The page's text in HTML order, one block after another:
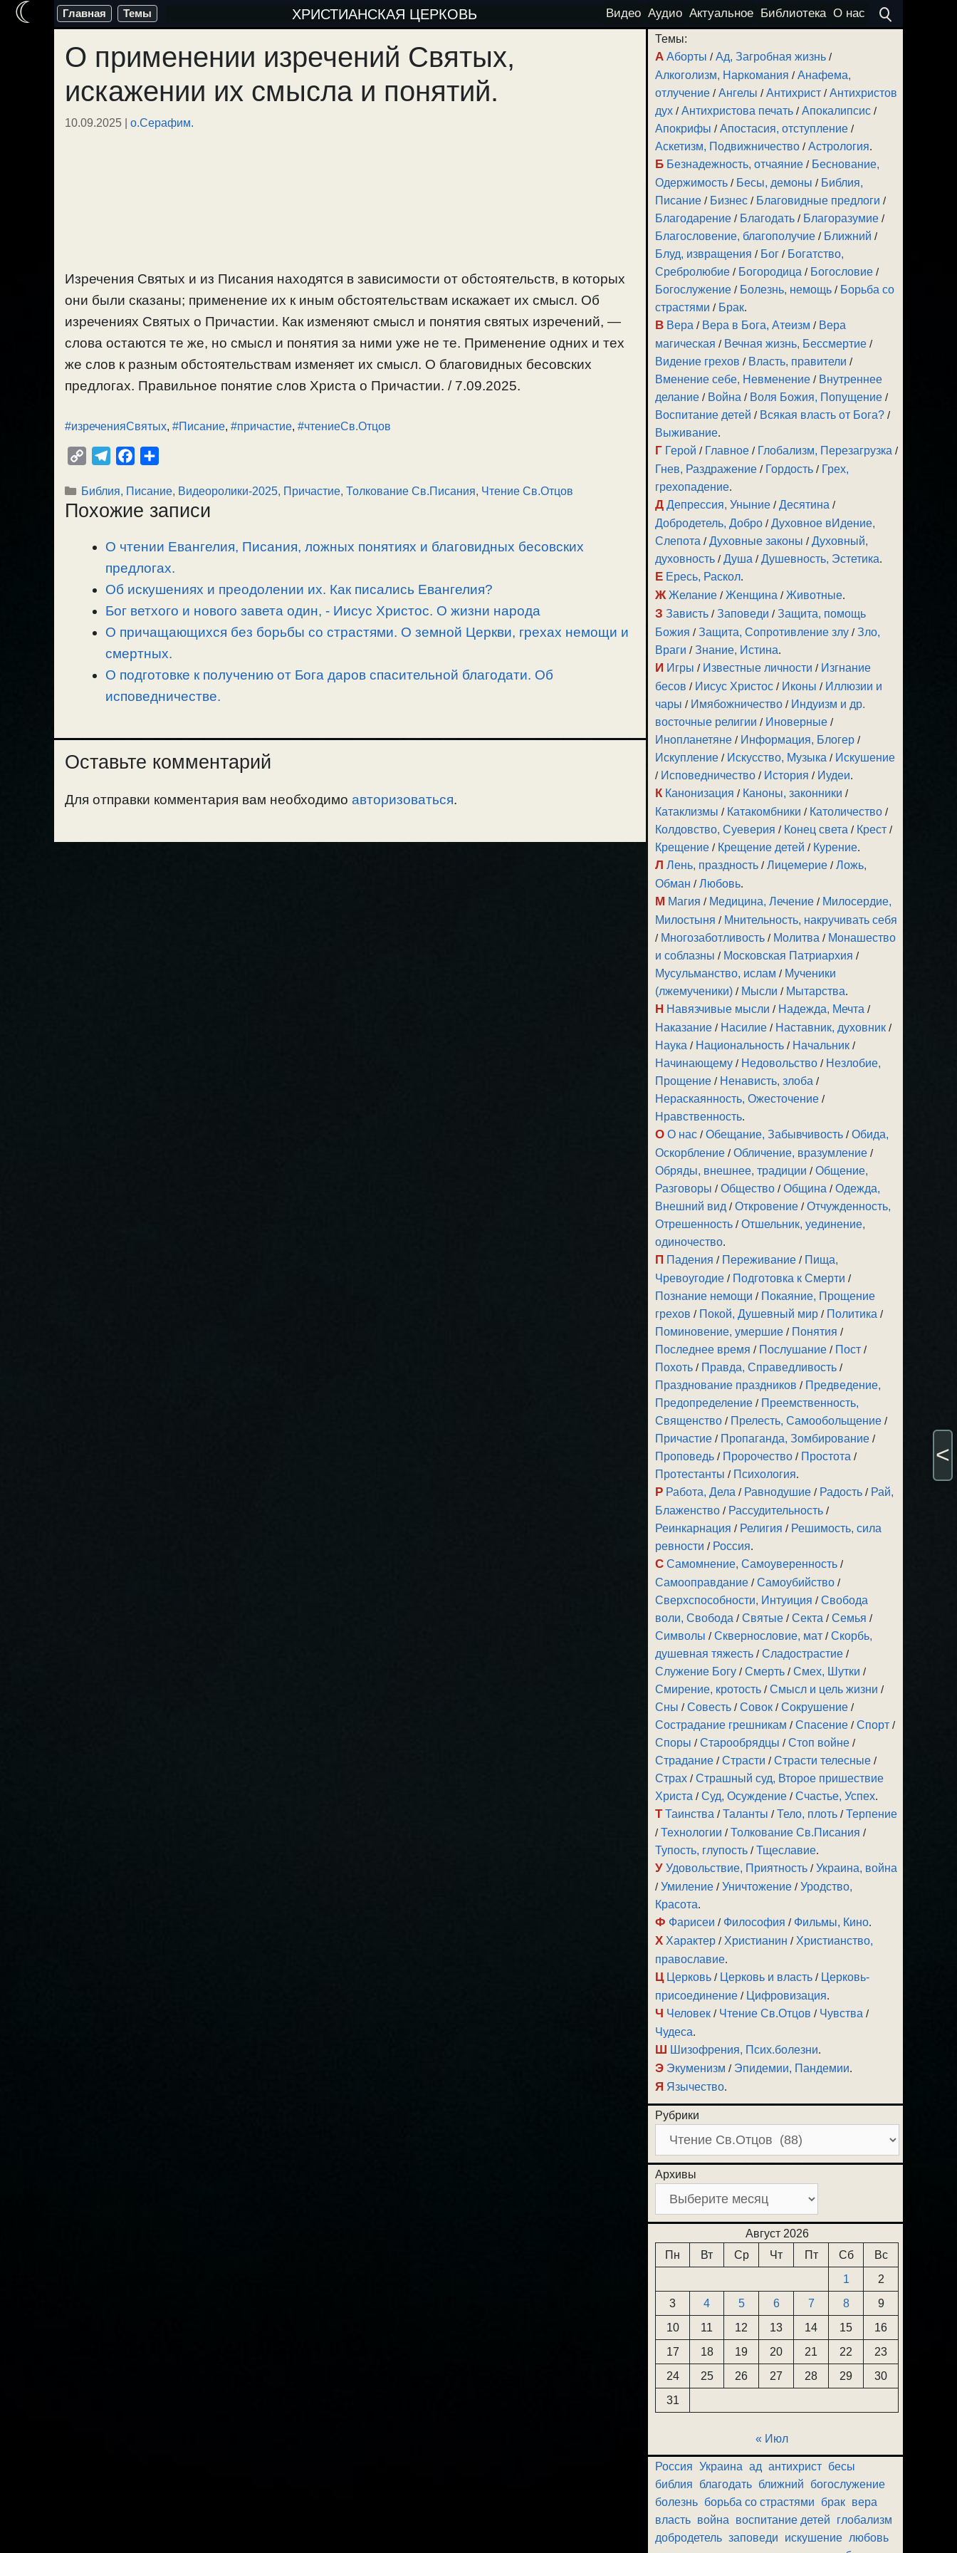
Перейти
содержимому
Главная Темы ХРИСТИАНСКАЯ ЦЕРКОВЬ Видео Аудио Актуальное Библиотека О нас
О применении изречений Святых,
искажении их смысла и понятий.
10.09.2025 | о.Серафим.
Изречения Святых и из Писания находятся в зависимости от обстоятельств, в которых
они были сказаны; применение их к иным обстоятельствам искажает их смысл. Об
изречениях Святых о Причастии. Как изменяют смысл и понятия святых изречений, —
слова остаются те же, но смысл и понятия за ними уже не те. Применение одних и тех
же слов к разным обстоятельствам изменяет их смысл. О благовидных бесовских
предлогах. Правильное понятие слов Христа о Причастии. / 7.09.2025.
#изреченияСвятых, #Писание, #причастие, #чтениеСв.Отцов
p
y
l
e
r
a
m
c
e
o
o
k
п
р
в
и
т
Рубрики
Библия, Писание, Видеоролики-2025, Причастие, Толкование Св.Писания, Чтение Св.Отцов
Похожие записи
О чтении Евангелия, Писания, ложных понятиях и благовидных бесовских
предлогах.
Об искушениях и преодолении их. Как писались Евангелия?
Бог ветхого и нового завета один, -­ Иисус Христос. О жизни народа
О причащающихся без борьбы со страстями. О земной Церкви, грехах немощи и
смертных.
О подготовке к получению от Бога даров спасительной благодати. Об
исповедничестве.
Оставьте комментарий
Для отправки комментария вам необходимо авторизоваться.
Темы:
А Аборты /Ад, Загробная жизнь /
Алкоголизм, Наркомания /Анафема,
отлучение /Ангелы /Антихрист /Антихристов
дух /Антихристова печать /Апокалипсис /
Апокрифы /Апостасия, отступление /
Аскетизм, Подвижничество /Астрология.
Б Безнадежность, отчаяние / Беснование,
Одержимость / Бесы, демоны / Библия,
Писание / Бизнес / Благовидные предлоги /
Благодарение / Благодать / Благоразумие /
Благословение, благополучие / Ближний /
Блуд, извращения / Бог / Богатство,
Сребролюбие / Богородица / Богословие /
Богослужение / Болезнь, немощь / Борьба со
страстями / Брак.
В Вера / Вера в Бога, Атеизм / Вера
магическая / Вечная жизнь, Бессмертие /
Видение грехов / Власть, правители /
Вменение себе, Невменение / Внутреннее
делание / Война / Воля Божия, Попущение /
Воспитание детей / Всякая власть от Бога? /
Выживание.
Г Герой / Главное / Глобализм, Перезагрузка /
Гнев, Раздражение / Гордость / Грех,
грехопадение.
Д Депрессия, Уныние /Десятина /
Добродетель, Добро /Духовное вИдение,
Слепота /Духовные законы /Духовный,
духовность /Душа /Душевность, Эстетика.
Е Ересь, Раскол.
Ж Желание /Женщина /Животные.
З Зависть /Заповеди /Защита, помощь
Божия /Защита, Сопротивление злу /Зло,
Враги /Знание, Истина.
И Игры / Известные личности / Изгнание
бесов / Иисус Христос / Иконы / Иллюзии и
чары / Имябожничество / Индуизм и др.
восточные религии / Иноверные /
Инопланетяне / Информация, Блогер /
Искупление / Искусство, Музыка / Искушение
/ Исповедничество / История / Иудеи.
К Канонизация / Каноны, законники /
Катаклизмы / Катакомбники / Католичество /
Колдовство, Суеверия / Конец света / Крест /
Крещение / Крещение детей / Курение.
Л Лень, праздность /Лицемерие /Ложь,
Обман /Любовь.
М Магия / Медицина, Лечение / Милосердие,
Милостыня / Мнительность, накручивать себя
/ Многозаботливость / Молитва / Монашество
и соблазны / Московская Патриархия /
Мусульманство, ислам / Мученики
(лжемученики) / Мысли / Мытарства.
Н Навязчивые мысли / Надежда, Мечта /
Наказание / Насилие / Наставник, духовник /
Наука / Национальность / Начальник /
Начинающему / Недовольство / Незлобие,
Прощение / Ненависть, злоба /
Нераскаянность, Ожесточение /
Нравственность.
О О нас /Обещание, Забывчивость /Обида,
Оскорбление /Обличение, вразумление /
Обряды, внешнее, традиции /Общение,
Разговоры /Общество /Община /Одежда,
Внешний вид /Откровение /Отчужденность,
Отрешенность /Отшельник, уединение,
одиночество.
П Падения / Переживание / Пища,
Чревоугодие / Подготовка к Смерти /
Познание немощи / Покаяние, Прощение
грехов / Покой, Душевный мир / Политика /
Поминовение, умершие / Понятия /
Последнее время / Послушание / Пост /
Похоть / Правда, Справедливость /
Празднование праздников / Предведение,
Предопределение / Преемственность,
Священство / Прелесть, Самообольщение /
Причастие / Пропаганда, Зомбирование /
Проповедь / Пророчество / Простота /
Протестанты / Психология.
Р Работа, Дела / Равнодушие / Радость / Рай,
Блаженство / Рассудительность /
Реинкарнация / Религия / Решимость, сила
ревности / Россия.
С Самомнение, Самоуверенность /
Самооправдание /Самоубийство /
Сверхспособности, Интуиция /Свобода
воли, Свобода /Святые /Секта /Семья /
Символы /Сквернословие, мат /Скорбь,
душевная тяжесть /Сладострастие /
Служение Богу /Смерть /Смех, Шутки /
Смирение, кротость /Смысл и цель жизни /
Сны /Совесть /Совок /Сокрушение /
Сострадание грешникам /Спасение /Спорт /
Споры /Старообрядцы /Стоп войне /
Страдание /Страсти /Страсти телесные /
Страх /Страшный суд, Второе пришествие
Христа /Суд, Осуждение /Счастье, Успех.
Т Таинства /Таланты /Тело, плоть /Терпение
/Технологии /Толкование Св.Писания /
Тупость, глупость /Тщеславие.
У Удовольствие, Приятность /Украина, война
/Умиление /Уничтожение /Уродство,
Красота.
Ф Фарисеи / Философия / Фильмы, Кино.
Х Характер / Христианин / Христианство,
православие.
Ц Церковь / Церковь и власть / Церковь-
присоединение / Цифровизация.
Ч Человек / Чтение Св.Отцов / Чувства /
Чудеса.
Ш Шизофрения, Псих.болезни.
Э Экуменизм / Эпидемии, Пандемии.
Я Язычество.
Рубрики
Архивы
Август 2026
Пн
Вт Ср Чт Пт Сб
Вс
1
2
3
4 5 6 7 8
9
10
11 12 13 14 15
16
17
18 19 20 21 22
23
24
25 26 27 28 29
30
31
« Июл
Россия Украина ад антихрист бесы
библия
благодать ближний
богослужение
болезнь борьба со страстями брак вера
власть война воспитание детей
глобализм
добродетель заповеди искушение любовь
☾
<